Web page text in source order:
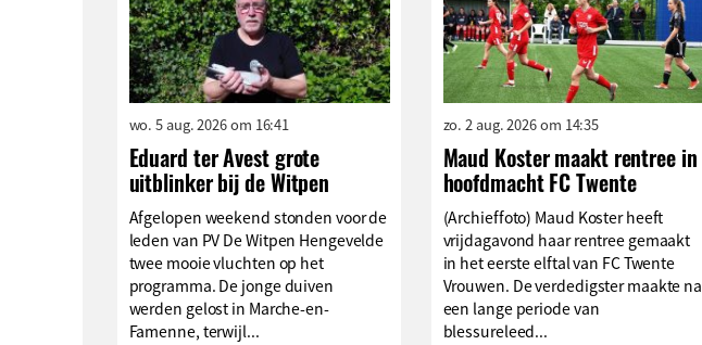
wo. 5 aug. 2026 om 16:41
Eduard ter Avest grote
uitblinker bij de Witpen
Afgelopen weekend stonden voor de
leden van PV De Witpen Hengevelde
twee mooie vluchten op het
programma. De jonge duiven
werden gelost in Marche-en-
Famenne, terwijl...
zo. 2 aug. 2026 om 14:35
Maud Koster maakt rentree in
hoofdmacht FC Twente
(Archieffoto) Maud Koster heeft
vrijdagavond haar rentree gemaakt
in het eerste elftal van FC Twente
Vrouwen. De verdedigster maakte na
een lange periode van
blessureleed...